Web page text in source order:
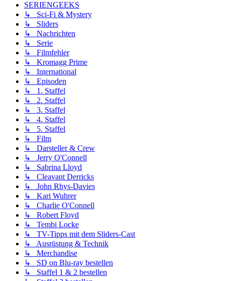
SERIENGEEKS
↳ Sci-Fi & Mystery
↳ Sliders
↳ Nachrichten
↳ Serie
↳ Filmfehler
↳ Kromagg Prime
↳ International
↳ Episoden
↳ 1. Staffel
↳ 2. Staffel
↳ 3. Staffel
↳ 4. Staffel
↳ 5. Staffel
↳ Film
↳ Darsteller & Crew
↳ Jerry O'Connell
↳ Sabrina Lloyd
↳ Cleavant Derricks
↳ John Rhys-Davies
↳ Kari Wuhrer
↳ Charlie O'Connell
↳ Robert Floyd
↳ Tembi Locke
↳ TV-Tipps mit dem Sliders-Cast
↳ Ausrüstung & Technik
↳ Merchandise
↳ SD on Blu-ray bestellen
↳ Staffel 1 & 2 bestellen